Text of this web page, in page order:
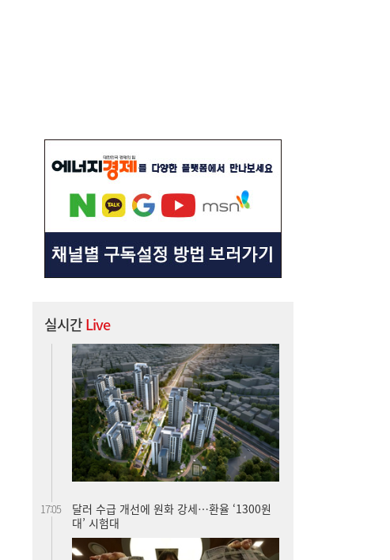
실시간Live
[송윤주의 부동산생태계] 첫발 뗀 ‘적금주
택’…주거사다리 기능할까
달러 수급 개선에 원화 강세…환율 ‘1300원
대’ 시험대
“40도 폭염에 쓰러지면”...나도 받을 수 있는
보험금 있다